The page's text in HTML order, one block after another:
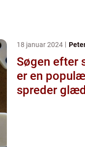
18 januar 2024
Søgen efter
er en
spreder